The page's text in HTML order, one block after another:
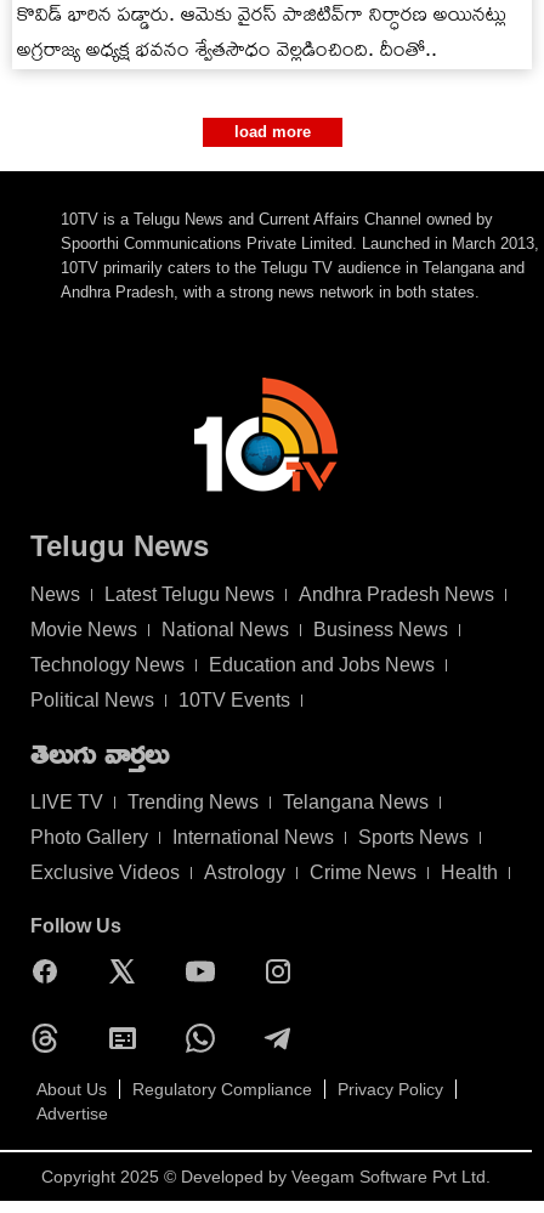
కొవిడ్ భారిన పడ్డారు. ఆమెకు వైరస్ పాజిటివ్‌గా నిర్ధారణ అయినట్లు
అగ్రరాజ్య అధ్యక్ష భవనం శ్వేతసౌధం వెల్లడించింది. దీంతో..
load more
10TV is a Telugu News and Current Affairs Channel owned by
Spoorthi Communications Private Limited. Launched in March 2013,
10TV primarily caters to the Telugu TV audience in Telangana and
Andhra Pradesh, with a strong news network in both states.
Telugu News
News Latest Telugu News
Andhra Pradesh News
Movie News
National News
Business News
Technology News
Education and Jobs News
Political News
10TV Events
తెలుగు వార్తలు
LIVE TV Trending News
Telangana News
Photo Gallery
International News
Sports News
Exclusive Videos
Astrology Crime News Health
Follow Us
About Us Regulatory Compliance
Privacy Policy
Advertise
Copyright 2025 © Developed by Veegam Software Pvt Ltd.